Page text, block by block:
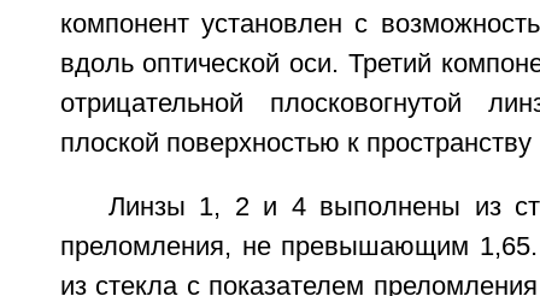
компонент установлен с
вдоль оптической оси. Третий
отрицательной плосковогнутой
плоской поверхностью к
Линзы 1, 2 и 4 выполнены из
преломления, не превышающим
из стекла с показателем